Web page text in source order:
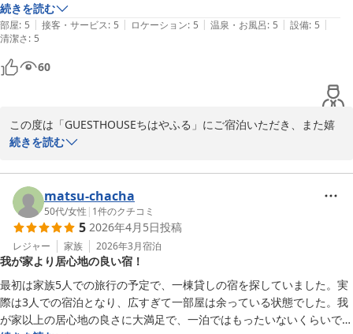
またお会いできるのを心よりお待ちしております。
改めてまして、この度のご利用誠にありがとうございました。
「GUESTHOUSEちはやふる」東田
ゲストハウス ちはやふる
2026-04-28
すく泊まって良かったと思いました。
続きを読む
部屋: 5 | 接客・サービス: 5 | ロケーション: 5 | 温泉・お風呂: 5 | 設備: 5 |
清潔さ: 5
60
この度は「GUESTHOUSEちはやふる」にご宿泊いただき、また嬉
しいご感想をお寄せいただきありがとうございます。
お部屋やお風呂について「綺麗」とのお言葉を
頂戴し、嬉しい限りです。
お子様にも漫画を楽しみにながらゆったりとお過ごしいただけたと
のこと、何よりです。
ささやかながらご用意したアイスも喜んで
いただけてよかったです。
少しでも楽しいひとときのお手伝いができておりましたら幸いで
す。
続きを読む
matsu-chacha
50代/女性 | 1件のクチコミ
5 2026年4月5日投稿
レジャー 家族 2026年3月宿泊
我が家より居心地の良い宿！
最初は家族5人での旅行の予定で、一棟貸しの宿を探していました。実
際は3人での宿泊となり、広すぎて一部屋は余っている状態でした。我
が家以上の居心地の良さに大満足で、一泊ではもったいないくらいでし